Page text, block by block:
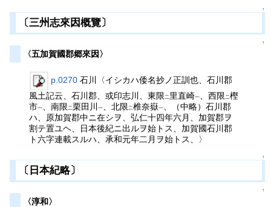
↑
〔三州志來因概覽〕
↑
〈五加賀國郡郷來因〉
p.0270 石川〈イシカハ倭名抄ノ正訓也、石川郡
風土記云、石川郡、或印志川、東限二里直崎一、西限二樫
市一、南限二栗田川一、北限二椎奈嶽一、（中略）石川郡
ハ、原加賀郡中ニ在シヲ、弘仁十四年六月、加賀郡ヲ
割テ置ユヘ、日本後紀ニ出ルヲ始トス、加賀國石川郡
ト六字連載スルハ、承和元年二月ヲ始トス、〉
↑
〔日本紀略〕
↑
〈淳和〉